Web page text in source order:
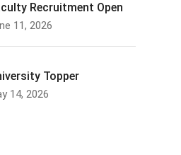
Recruitment Open
11, 2026
Topper
14, 2026